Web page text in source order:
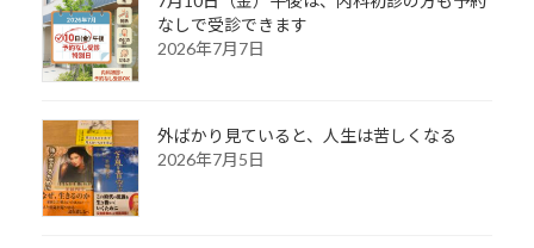
なしで受診できます
2026年7月7日
外ばかり見ていると、人生は苦しくなる
2026年7月5日